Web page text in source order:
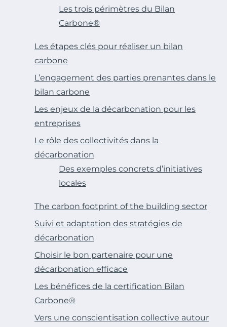
Les trois périmètres du Bilan
Carbone®
Les étapes clés pour réaliser un bilan
carbone
L’engagement des parties prenantes dans le
bilan carbone
Les enjeux de la décarbonation pour les
entreprises
Le rôle des collectivités dans la
décarbonation
Des exemples concrets d’initiatives
locales
The carbon footprint of the building sector
Suivi et adaptation des stratégies de
décarbonation
Choisir le bon partenaire pour une
décarbonation efficace
Les bénéfices de la certification Bilan
Carbone®
Vers une conscientisation collective autour